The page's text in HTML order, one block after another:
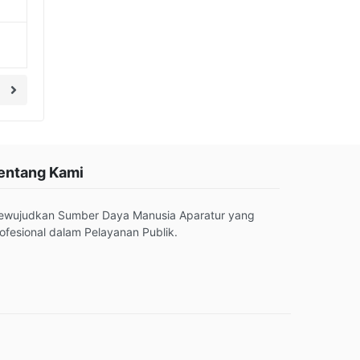
Kami
Sumber Daya Manusia Aparatur yang
dalam Pelayanan Publik.